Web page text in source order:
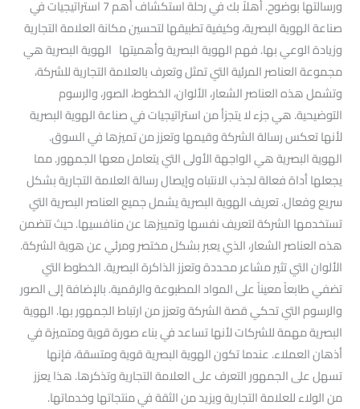
ورسالتها بوضوح. أهلاً بك في رحلة استكشاف أهم 7 استراتيجيات في
صناعة الهوية البصرية، وكيفية تطبيقها لتحسين مكانة العلامة التجارية
وزيادة الوعي بها. فهم الهوية البصرية وأهميتها الهوية البصرية هي
مجموعة العناصر المرئية التي تمثل وتعرف بالعلامة التجارية للشركة،
وتشمل هذه العناصر الشعار، الألوان، الخطوط، الصور، والرسوم
التوضيحية. هي جزء لا يتجزأ من استراتيجيات في صناعة الهوية البصرية
لأنها تعكس رسالة الشركة وقيمها وتعزز من تميزها في السوق.
الهوية البصرية هي الواجهة الأولى التي يتعامل معها الجمهور. مما
يجعلها أداة فعالة لجذب الانتباه وإيصال رسالة العلامة التجارية بشكل
سريع وفعال. تعريف الهوية البصرية يشمل جميع العناصر البصرية التي
تستخدمها الشركة لتعريف نفسها وتمييزها عن منافسيها. حيث تتضمن
هذه العناصر الشعار، الذي يعبر بشكل مختصر ومرئي عن هوية الشركة.
الألوان التي تثير مشاعر محددة وتعزز الذاكرة البصرية. الخطوط التي
تضفي طابعاً معيناً على المواد المطبوعة والرقمية. بالإضافة إلى الصور
والرسوم التي تحكي قصة الشركة وتعزز من ارتباط الجمهور بها. الهوية
البصرية مهمة للشركات لأنها تساعد في بناء صورة قوية ومتميزة في
أذهان العملاء. عندما تكون الهوية البصرية قوية ومتسقة، فإنها
تسهل على الجمهور التعرف على العلامة التجارية وتذكرها. هذا يعزز
من الولاء للعلامة التجارية ويزيد من الثقة في منتجاتها وخدماتها.